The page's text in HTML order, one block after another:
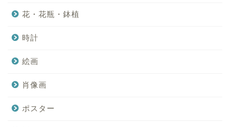
花・花瓶・鉢植
時計
絵画
肖像画
ポスター